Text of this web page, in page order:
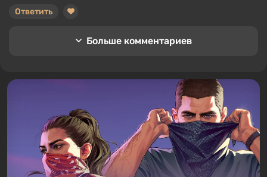
Ответить
Больше комментариев